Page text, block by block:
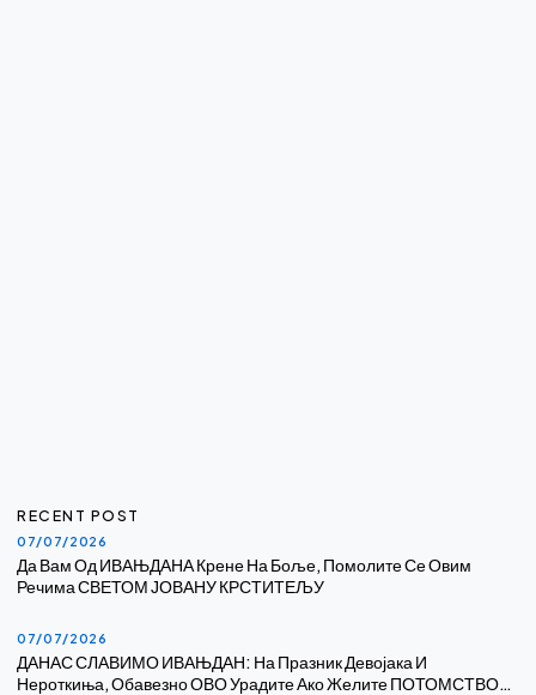
RECENT POST
07/07/2026
Да Вам Од ИВАЊДАНА Крене На Боље, Помолите Се Овим
Речима СВЕТОМ ЈОВАНУ КРСТИТЕЉУ
07/07/2026
ДАНАС СЛАВИМО ИВАЊДАН: На Празник Девојака И
Нероткиња, Обавезно ОВО Урадите Ако Желите ПОТОМСТВО…